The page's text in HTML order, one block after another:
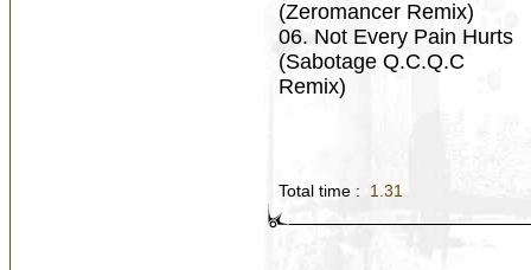
(Zeromancer Remix)
06. Not Every Pain Hurts
(Sabotage Q.C.Q.C
Remix)
Total time : 1.31